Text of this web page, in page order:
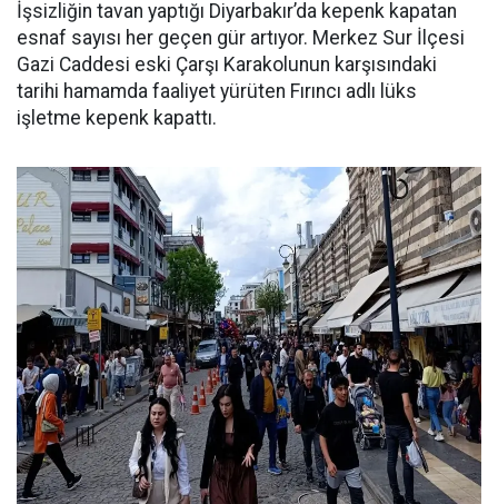
İşsizliğin tavan yaptığı Diyarbakır’da kepenk kapatan
esnaf sayısı her geçen gür artıyor. Merkez Sur İlçesi
Gazi Caddesi eski Çarşı Karakolunun karşısındaki
tarihi hamamda faaliyet yürüten Fırıncı adlı lüks
işletme kepenk kapattı.